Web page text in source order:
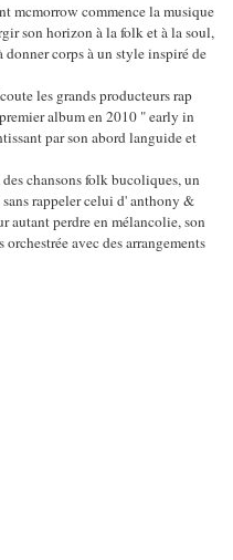
mcmorrow commence la musique
son horizon à la folk et à la soul,
donner corps à un style inspiré de
les grands producteurs rap
album en 2010 " early in
par son abord languide et
chansons folk bucoliques, un
rappeler celui d' anthony &
autant perdre en mélancolie, son
avec des arrangements